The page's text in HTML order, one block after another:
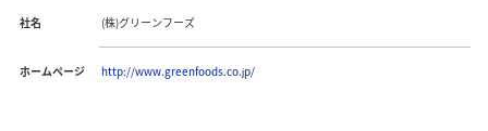
社名 (株)グリーンフーズ
ホームページ http://www.greenfoods.co.jp/